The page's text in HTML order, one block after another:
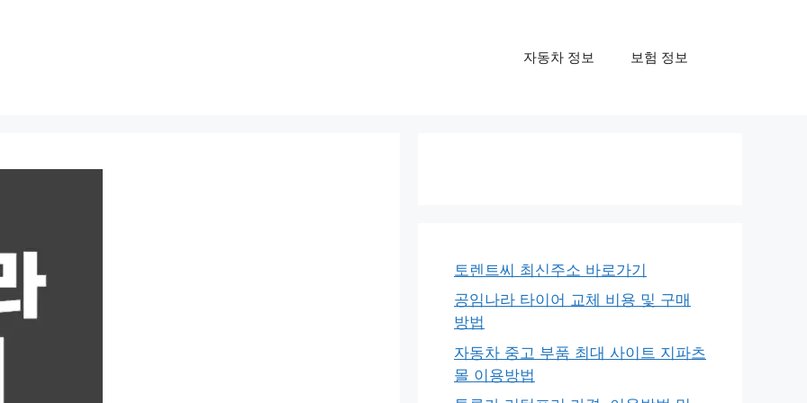
자동차 정보 보험 정보
토렌트씨 최신주소 바로가기
공임나라 타이어 교체 비용 및 구매
방법
자동차 중고 부품 최대 사이트 지파츠
몰 이용방법